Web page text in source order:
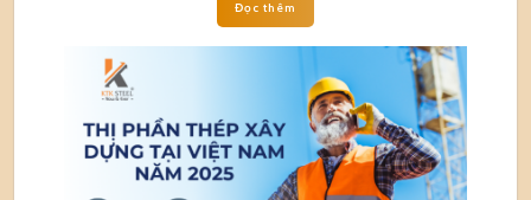
Đọc thêm